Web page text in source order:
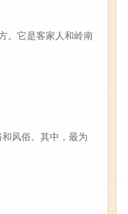
。它是客家人和岭南
风俗。其中，最为